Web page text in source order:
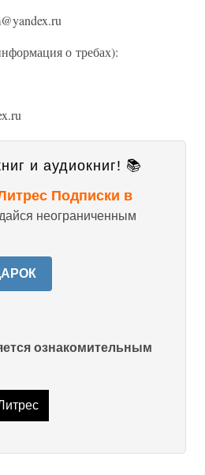
о требах):
и аудиокниг! 📚
Подписки в
неограниченным
ознакомительным